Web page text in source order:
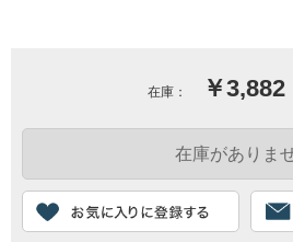
在庫： ￥3,882